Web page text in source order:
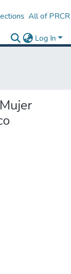
All of PRCR
Log In